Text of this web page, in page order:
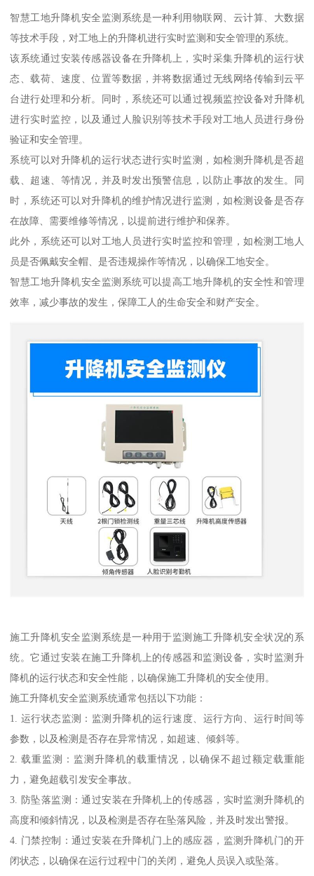
智慧工地升降机安全监测系统是一种利用物联网、云计算、大数据
等技术手段，对工地上的升降机进行实时监测和安全管理的系统。
该系统通过安装传感器设备在升降机上，实时采集升降机的运行状
态、载荷、速度、位置等数据，并将数据通过无线网络传输到云平
台进行处理和分析。同时，系统还可以通过视频监控设备对升降机
进行实时监控，以及通过人脸识别等技术手段对工地人员进行身份
验证和安全管理。
系统可以对升降机的运行状态进行实时监测，如检测升降机是否超
载、超速、等情况，并及时发出预警信息，以防止事故的发生。同
时，系统还可以对升降机的维护情况进行监测，如检测设备是否存
在故障、需要维修等情况，以提前进行维护和保养。
此外，系统还可以对工地人员进行实时监控和管理，如检测工地人
员是否佩戴安全帽、是否违规操作等情况，以确保工地安全。
智慧工地升降机安全监测系统可以提高工地升降机的安全性和管理
效率，减少事故的发生，保障工人的生命安全和财产安全。
施工升降机安全监测系统是一种用于监测施工升降机安全状况的系
统。它通过安装在施工升降机上的传感器和监测设备，实时监测升
降机的运行状态和安全性能，以确保施工升降机的安全使用。
施工升降机安全监测系统通常包括以下功能：
1. 运行状态监测：监测升降机的运行速度、运行方向、运行时间等
参数，以及检测是否存在异常情况，如超速、倾斜等。
2. 载重监测：监测升降机的载重情况，以确保不超过额定载重能
力，避免超载引发安全事故。
3. 防坠落监测：通过安装在升降机上的传感器，实时监测升降机的
高度和倾斜情况，以及检测是否存在坠落风险，并及时发出警报。
4. 门禁控制：通过安装在升降机门上的感应器，监测升降机门的开
闭状态，以确保在运行过程中门的关闭，避免人员误入或坠落。